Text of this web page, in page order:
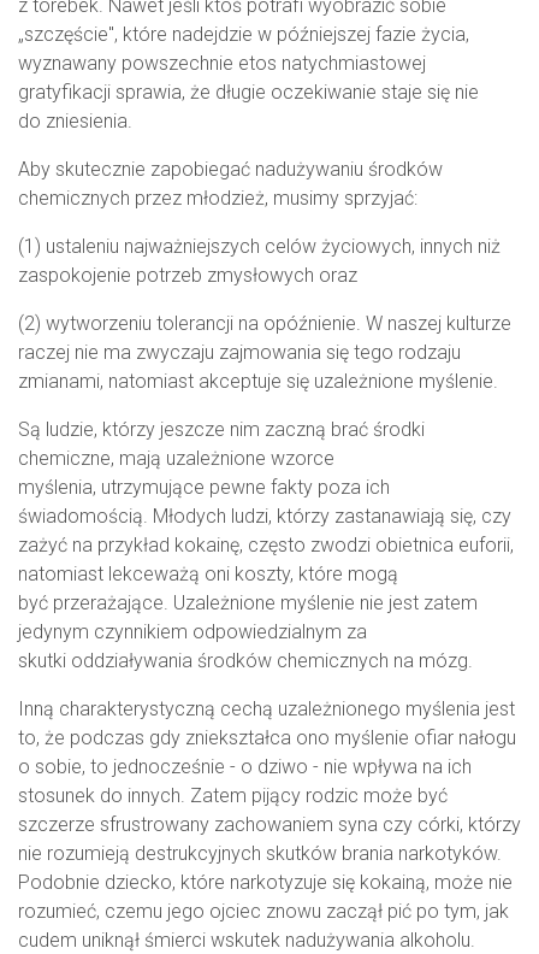
z torebek. Nawet jeśli ktoś potrafi wyobrazić sobie
„szczęście", które nadejdzie w późniejszej fazie życia,
wyznawany powszechnie etos natychmiastowej
gratyfikacji sprawia, że długie oczekiwanie staje się nie
do zniesienia.
Aby skutecznie zapobiegać nadużywaniu środków
chemicznych przez młodzież, musimy sprzyjać:
(1) ustaleniu najważniejszych celów życiowych, innych niż
zaspokojenie potrzeb zmysłowych oraz
(2) wytworzeniu tolerancji na opóźnienie. W naszej kulturze
raczej nie ma zwyczaju zajmowania się tego rodzaju
zmianami, natomiast akceptuje się uzależnione myślenie.
Są ludzie, którzy jeszcze nim zaczną brać środki
chemiczne, mają uzależnione wzorce
myślenia, utrzymujące pewne fakty poza ich
świadomością. Młodych ludzi, którzy zastanawiają się, czy
zażyć na przykład kokainę, często zwodzi obietnica euforii,
natomiast lekceważą oni koszty, które mogą
być przerażające. Uzależnione myślenie nie jest zatem
jedynym czynnikiem odpowiedzialnym za
skutki oddziaływania środków chemicznych na mózg.
Inną charakterystyczną cechą uzależnionego myślenia jest
to, że podczas gdy zniekształca ono myślenie ofiar nałogu
o sobie, to jednocześnie - o dziwo - nie wpływa na ich
stosunek do innych. Zatem pijący rodzic może być
szczerze sfrustrowany zachowaniem syna czy córki, którzy
nie rozumieją destrukcyjnych skutków brania narkotyków.
Podobnie dziecko, które narkotyzuje się kokainą, może nie
rozumieć, czemu jego ojciec znowu zaczął pić po tym, jak
cudem uniknął śmierci wskutek nadużywania alkoholu.